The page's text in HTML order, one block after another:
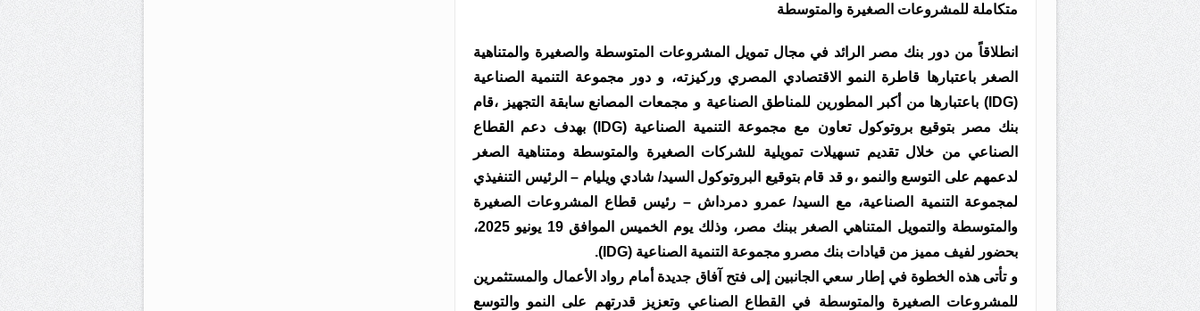
متكاملة للمشروعات الصغيرة والمتوسطة
انطلاقاً من دور بنك مصر الرائد في مجال تمويل المشروعات المتوسطة والصغيرة والمتناهية
الصغر باعتبارها قاطرة النمو الاقتصادي المصري وركيزته، و دور مجموعة التنمية الصناعية
(IDG) باعتبارها من أكبر المطورين للمناطق الصناعية و مجمعات المصانع سابقة التجهيز ،قام
بنك مصر بتوقيع بروتوكول تعاون مع مجموعة التنمية الصناعية (IDG) بهدف دعم القطاع
الصناعي من خلال تقديم تسهيلات تمويلية للشركات الصغيرة والمتوسطة ومتناهية الصغر
لدعمهم على التوسع والنمو ،و قد قام بتوقيع البروتوكول السيد/ شادي ويليام – الرئيس التنفيذي
لمجموعة التنمية الصناعية، مع السيد/ عمرو دمرداش – رئيس قطاع المشروعات الصغيرة
والمتوسطة والتمويل المتناهي الصغر ببنك مصر، وذلك يوم الخميس الموافق 19 يونيو 2025،
بحضور لفيف مميز من قيادات بنك مصرو مجموعة التنمية الصناعية (IDG).
و تأتى هذه الخطوة في إطار سعي الجانبين إلى فتح آفاق جديدة أمام رواد الأعمال والمستثمرين
للمشروعات الصغيرة والمتوسطة في القطاع الصناعي وتعزيز قدرتهم على النمو والتوسع